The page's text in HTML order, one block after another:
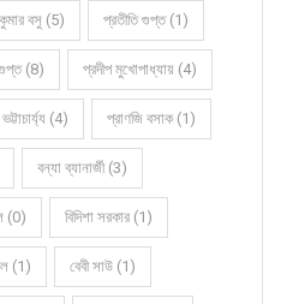
বসু (5) প্রতীতি গুপ্ত (1)
গুপ্ত (8) প্রদীপ মুখোপাধ্যায় (4)
(4) প্রাণজি বসাক (1)
বন্যা ব্যানার্জী (3)
(0) বিদিশা সরকার (1)
(1) বেবী সাউ (1)